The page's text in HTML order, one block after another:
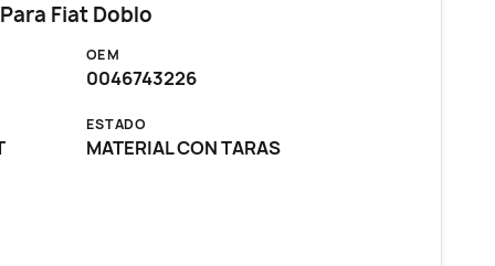
Fiat Doblo
OEM
0046743226
ESTADO
MATERIAL CON TARAS